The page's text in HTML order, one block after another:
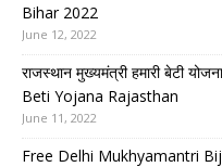
Bihar 2022
June 12, 2022
राजस्थान मुख्यमंत्री हमारी बेटी
Beti Yojana Rajasthan
June 11, 2022
Free Delhi Mukhyamantri